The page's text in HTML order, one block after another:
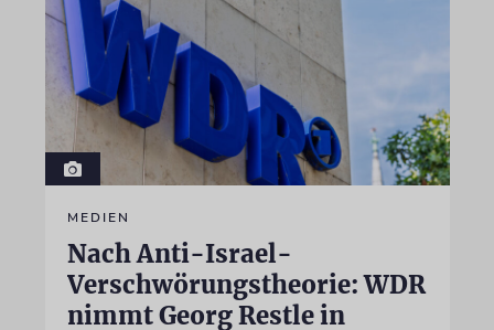
MEDIEN
Nach Anti-Israel-
Verschwörungstheorie: WDR
nimmt Georg Restle in